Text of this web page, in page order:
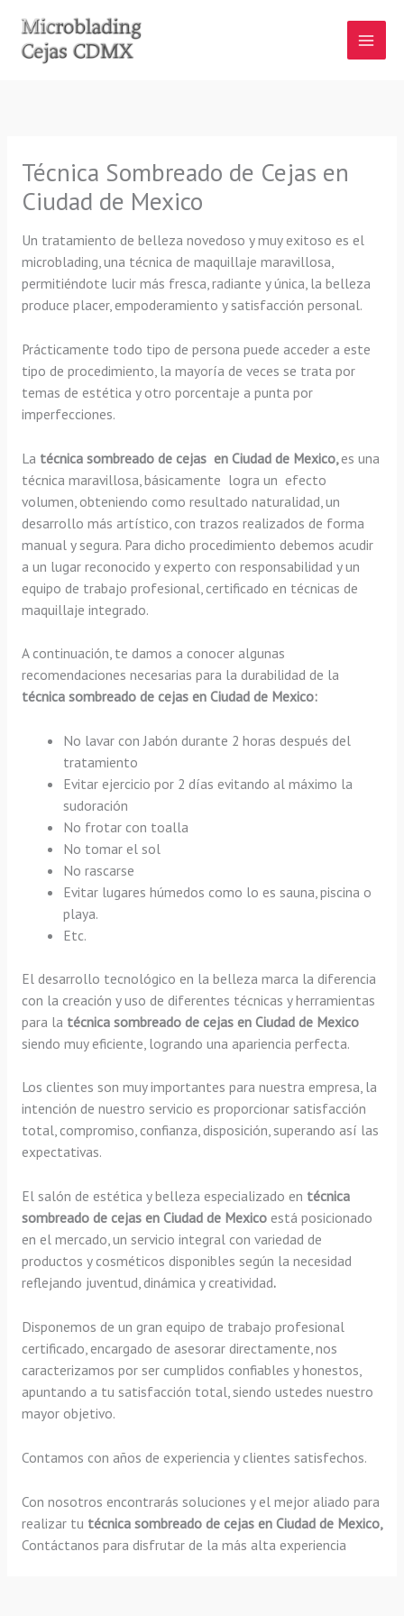
contenido
Técnica Sombreado de Cejas en
Ciudad de Mexico
Un tratamiento de belleza novedoso y muy exitoso es el
microblading, una técnica de maquillaje maravillosa,
permitiéndote lucir más fresca, radiante y única, la belleza
produce placer, empoderamiento y satisfacción personal.
Prácticamente todo tipo de persona puede acceder a este
tipo de procedimiento, la mayoría de veces se trata por
temas de estética y otro porcentaje a punta por
imperfecciones.
La técnica sombreado de cejas en Ciudad de Mexico, es una
técnica maravillosa, básicamente logra un efecto
volumen, obteniendo como resultado naturalidad, un
desarrollo más artístico, con trazos realizados de forma
manual y segura. Para dicho procedimiento debemos acudir
a un lugar reconocido y experto con responsabilidad y un
equipo de trabajo profesional, certificado en técnicas de
maquillaje integrado.
A continuación, te damos a conocer algunas
recomendaciones necesarias para la durabilidad de la
técnica sombreado de cejas en Ciudad de Mexico:
No lavar con Jabón durante 2 horas después del
tratamiento
Evitar ejercicio por 2 días evitando al máximo la
sudoración
No frotar con toalla
No tomar el sol
No rascarse
Evitar lugares húmedos como lo es sauna, piscina o
playa.
Etc.
El desarrollo tecnológico en la belleza marca la diferencia
con la creación y uso de diferentes técnicas y herramientas
para la técnica sombreado de cejas en Ciudad de Mexico
siendo muy eficiente, logrando una apariencia perfecta.
Los clientes son muy importantes para nuestra empresa, la
intención de nuestro servicio es proporcionar satisfacción
total, compromiso, confianza, disposición, superando así las
expectativas.
El salón de estética y belleza especializado en técnica
sombreado de cejas en Ciudad de Mexicoestá posicionado
en el mercado, un servicio integral con variedad de
productos y cosméticos disponibles según la necesidad
reflejando juventud, dinámica y creatividad.
Disponemos de un gran equipo de trabajo profesional
certificado, encargado de asesorar directamente, nos
caracterizamos por ser cumplidos confiables y honestos,
apuntando a tu satisfacción total, siendo ustedes nuestro
mayor objetivo.
Contamos con años de experiencia y clientes satisfechos.
Con nosotros encontrarás soluciones y el mejor aliado para
realizar tu técnica sombreado de cejas en Ciudad de Mexico,
Contáctanos para disfrutar de la más alta experiencia